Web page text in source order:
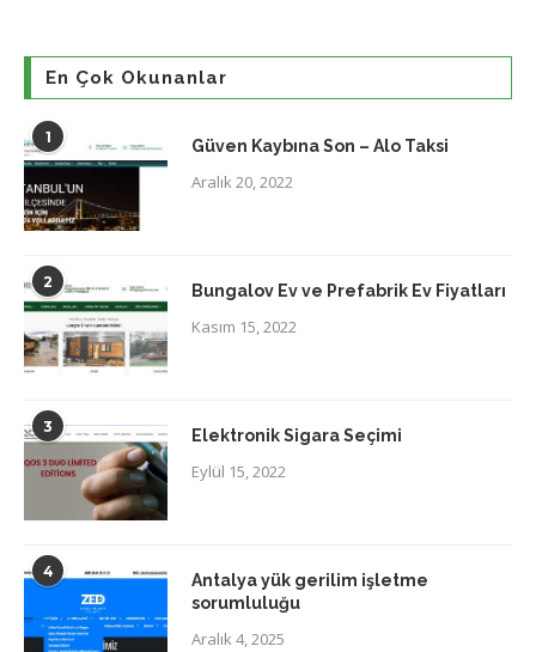
En Çok Okunanlar
1 Güven Kaybına Son – Alo Taksi
Aralık 20, 2022
2 Bungalov Ev ve Prefabrik Ev Fiyatları
Kasım 15, 2022
3 Elektronik Sigara Seçimi
Eylül 15, 2022
4
Antalya yük gerilim işletme
sorumluluğu
Aralık 4, 2025